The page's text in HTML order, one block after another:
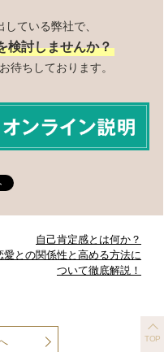
ている弊社で、
検討しませんか？
待ちしております。
自己肯定感とは何か？
愛との関係性と高める方法に
ついて徹底解説！
TOP